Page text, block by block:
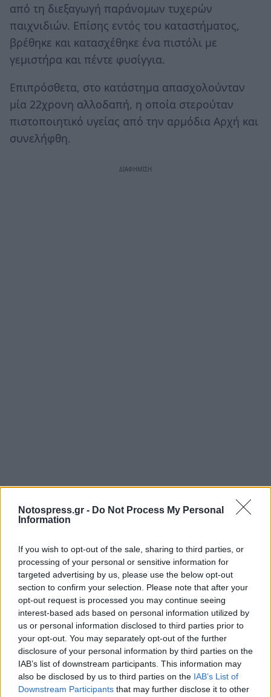
Notospress.gr - Do Not Process My Personal
Information
If you wish to opt-out of the sale, sharing to third parties, or
processing of your personal or sensitive information for
targeted advertising by us, please use the below opt-out
section to confirm your selection. Please note that after your
opt-out request is processed you may continue seeing
interest-based ads based on personal information utilized by
us or personal information disclosed to third parties prior to
your opt-out. You may separately opt-out of the further
disclosure of your personal information by third parties on the
IAB’s list of downstream participants. This information may
also be disclosed by us to third parties on the IAB’s List of
Downstream Participants that may further disclose it to other
από τη διεξαγωγή παράνομων τυχερών
παιχνιδιών. Επίσης εντός του καταστήματος,
βρέθηκε και κατασχέθηκε ένα πιστόλι με
γεμιστήρα και πέντε φυσίγγια.
Επιπρόσθετα, στο κατάστημα απασχολούνταν
μία 22χρονη αλλοδαπή, η οποία στερούταν
πιστοποιητικό υγείας από την αρμόδια Αρχή και
συνελήφθη.
Οι συλληφθέντες θα οδηγηθούν στον κ.
Εισαγγελέα Πλημμελειοδικών Σπάρτης, ενώ η
αστυνομική έρευνα και η προανάκριση,
διενεργούνται από Τμήμα Ασφαλείας Σπάρτης.
Τον έπιασαν για διάρρηξη καφενείου
ΣΠΑΡΤΗ. Συνελήφθη τις πρώτες πρωινές ώρες